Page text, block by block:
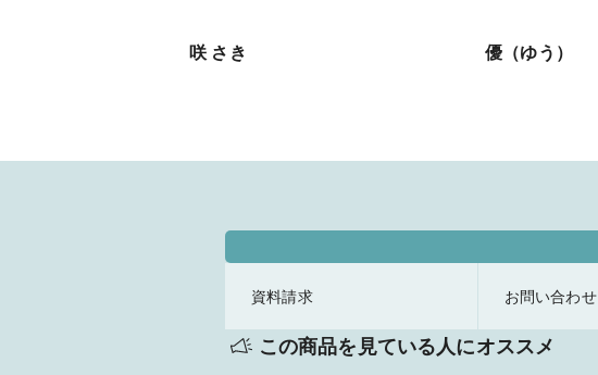
咲 さき 優（ゆう）
資料請求 お問い合わせ
この商品を見ている人にオススメ